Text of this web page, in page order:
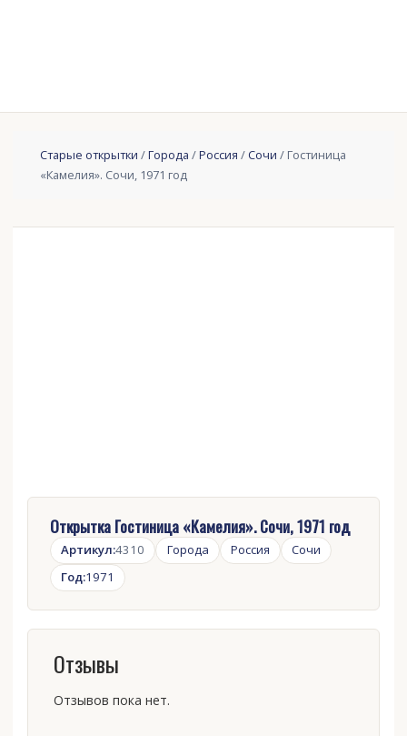
Старые открытки /Города /Россия /Сочи / Гостиница
«Камелия». Сочи, 1971 год
Открытка Гостиница «Камелия». Сочи, 1971 год
Артикул:4310 Города Россия
Сочи
Год:1971
Отзывы
Отзывов пока нет.